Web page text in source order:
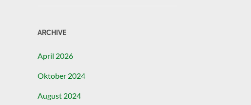
ARCHIVE
April 2026
Oktober 2024
August 2024